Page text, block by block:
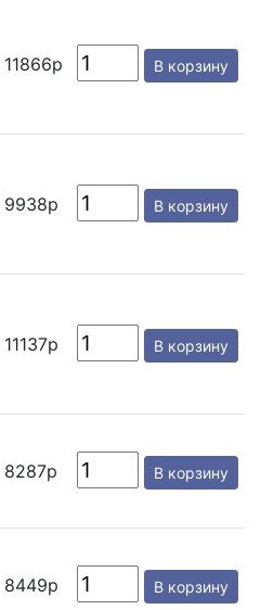
11866р В корзину
9938р В корзину
11137р В корзину
8287р В корзину
8449р В корзину